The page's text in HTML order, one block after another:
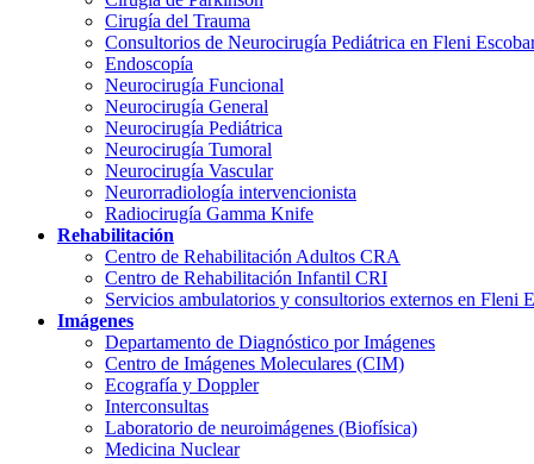
Cirugía del Trauma
Consultorios de Neurocirugía Pediátrica en Fleni
Endoscopía
Neurocirugía Funcional
Neurocirugía General
Neurocirugía Pediátrica
Neurocirugía Tumoral
Neurocirugía Vascular
Neurorradiología intervencionista
Radiocirugía Gamma Knife
Rehabilitación
Centro de Rehabilitación Adultos CRA
Centro de Rehabilitación Infantil CRI
Servicios ambulatorios y consultorios externos en Fleni
Imágenes
Departamento de Diagnóstico por Imágenes
Centro de Imágenes Moleculares (CIM)
Ecografía y Doppler
Interconsultas
Laboratorio de neuroimágenes (Biofísica)
Medicina Nuclear